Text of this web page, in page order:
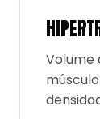
Volume